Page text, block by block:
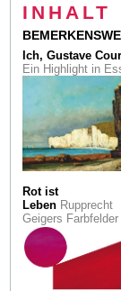
Was war nach
Caravaggio? Die
National Gallery
gibt Antworten
Drei Kapellen Auf
Gelände der
Insel Hombroich:
Kirkeby und Bruno
Goller
Wassily Kandinsky
Frühe
Der Künstler entwarf
1912 einen Parfüm-
Flacon für Farina
gegenüber
INHALT
Ich, Gustave
Ein Highlight in
Rot ist
LebenRupprecht
Geigers Farbfelder